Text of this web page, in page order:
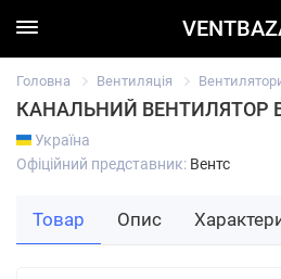
Головна Вентиляція
КАНАЛЬНИЙ ВЕНТИЛЯТОР
Україна
Офіційний представник: Вентс
Товар Опис